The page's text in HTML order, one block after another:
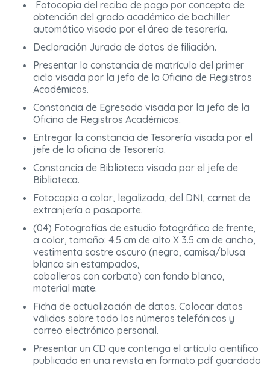
Fotocopia del recibo de pago por concepto de
obtención del grado académico de bachiller
automático visado por el área de tesorería.
Declaración Jurada de datos de filiación.
Presentar la constancia de matrícula del primer
ciclo visada por la jefa de la Oficina de Registros
Académicos.
Constancia de Egresado visada por la jefa de la
Oficina de Registros Académicos.
Entregar la constancia de Tesorería visada por el
jefe de la oficina de Tesorería.
Constancia de Biblioteca visada por el jefe de
Biblioteca.
Fotocopia a color, legalizada, del DNI, carnet de
extranjería o pasaporte.
(04) Fotografías de estudio fotográfico de frente,
a color, tamaño: 4.5 cm de alto X 3.5 cm de ancho,
vestimenta sastre oscuro (negro, camisa/blusa
blanca sin estampados,
caballeros con corbata) con fondo blanco,
material mate.
Ficha de actualización de datos. Colocar datos
válidos sobre todo los números telefónicos y
correo electrónico personal.
Presentar un CD que contenga el artículo científico
publicado en una revista en formato pdf guardado